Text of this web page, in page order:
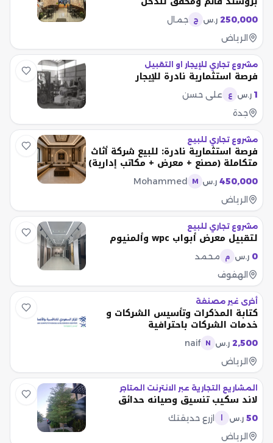
250,000 ر.س ج
جمال
الرياض
مشروع تجاري للإيجار او التقبيل
فرصة استثمارية نادرة للإيجار
1 ر.س ع
علي حسن
جدة
مشروع تجاري للبيع
فرصة استثمارية نادرة: للبيع شركة أثاث
متكاملة (مصنع + معرض + مكاتب إدارية)
450,000 ر.س M
Mohammed
الرياض
مشروع تجاري للبيع
لتقبيل معرض أبواب wpc وألمنيوم
0 ر.س م
محمد
الهفوف
أخرى غير مصنفة
كتابة المذكرات وتأسيس الشركات و
خدمات الشركات باحترافية
2,500 ر.س N
naif
الرياض
المشاريع التجارية عبر الانترنت المتاجر
لاند سكيب تنسيق وصيانه حدائق
50 ر.س
ازرع حديقتك
الرياض